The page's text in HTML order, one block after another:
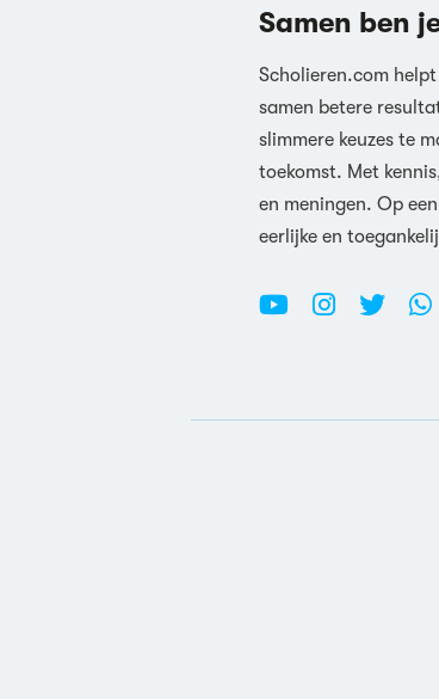
Samen ben
Scholieren.com
samen betere
slimmere keuzes te
toekomst. Met
en meningen. Op
eerlijke en